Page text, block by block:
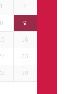
1 2
8 9
16
23
30